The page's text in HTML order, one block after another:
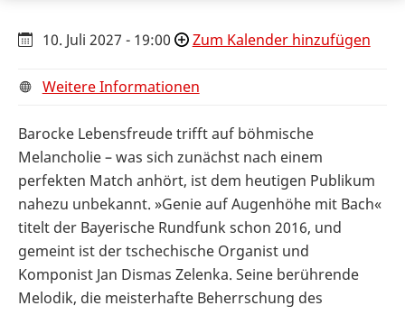
10. Juli 2027 - 19:00 Zum Kalender hinzufügen
Weitere Informationen
Barocke Lebensfreude trifft auf böhmische
Melancholie – was sich zunächst nach einem
perfekten Match anhört, ist dem heutigen Publikum
nahezu unbekannt. »Genie auf Augenhöhe mit Bach«
titelt der Bayerische Rundfunk schon 2016, und
gemeint ist der tschechische Organist und
Komponist Jan Dismas Zelenka. Seine berührende
Melodik, die meisterhafte Beherrschung des